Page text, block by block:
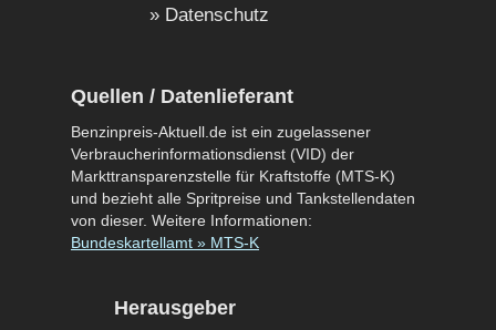
Datenschutz
Quellen / Datenlieferant
Benzinpreis-Aktuell.de ist ein zugelassener
Verbraucherinformationsdienst (VID) der
Markttransparenzstelle für Kraftstoffe (MTS-K)
und bezieht alle Spritpreise und Tankstellendaten
von dieser. Weitere Informationen:
Bundeskartellamt » MTS-K
Herausgeber